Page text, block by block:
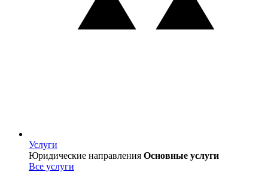
Услуги
Услуги
Юридические направления Основные услуги
Все услуги